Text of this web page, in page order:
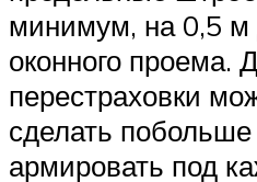
минимум, на 0,5 м
оконного проема.
перестраховки
сделать
армировать под